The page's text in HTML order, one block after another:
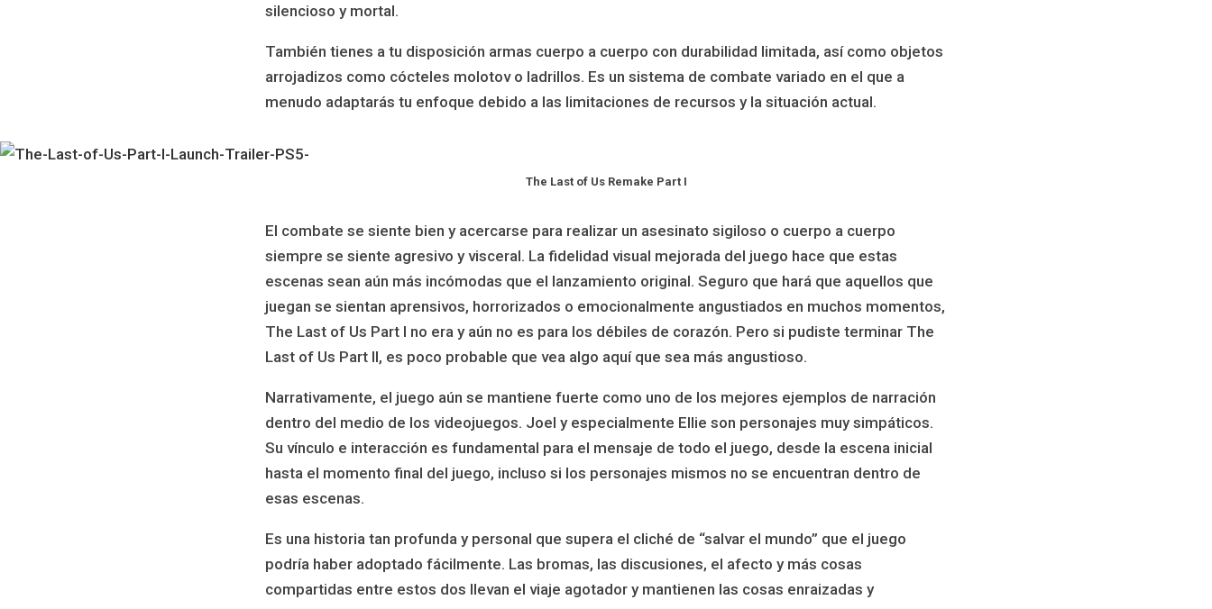
silencioso y mortal.
También tienes a tu disposición armas cuerpo a cuerpo con durabilidad limitada, así como objetos
arrojadizos como cócteles molotov o ladrillos. Es un sistema de combate variado en el que a
menudo adaptarás tu enfoque debido a las limitaciones de recursos y la situación actual.
The Last of Us Remake Part I
El combate se siente bien y acercarse para realizar un asesinato sigiloso o cuerpo a cuerpo
siempre se siente agresivo y visceral. La fidelidad visual mejorada del juego hace que estas
escenas sean aún más incómodas que el lanzamiento original. Seguro que hará que aquellos que
juegan se sientan aprensivos, horrorizados o emocionalmente angustiados en muchos momentos,
The Last of Us Part I no era y aún no es para los débiles de corazón. Pero si pudiste terminar The
Last of Us Part II, es poco probable que vea algo aquí que sea más angustioso.
Narrativamente, el juego aún se mantiene fuerte como uno de los mejores ejemplos de narración
dentro del medio de los videojuegos. Joel y especialmente Ellie son personajes muy simpáticos.
Su vínculo e interacción es fundamental para el mensaje de todo el juego, desde la escena inicial
hasta el momento final del juego, incluso si los personajes mismos no se encuentran dentro de
esas escenas.
Es una historia tan profunda y personal que supera el cliché de “salvar el mundo” que el juego
podría haber adoptado fácilmente. Las bromas, las discusiones, el afecto y más cosas
compartidas entre estos dos llevan el viaje agotador y mantienen las cosas enraizadas y